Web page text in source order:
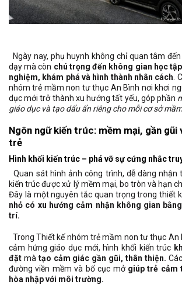
Ngày nay, phụ huynh không chỉ quan tâm
dạy mà còn chú trọng đến không gian học
nghiệm, khám phá và hình thành nhân cách .
nhóm trẻ mầm non tư thục An Bình nơi khơi
dục mới trở thành xu hướng tất yếu, góp phần
giáo dục và tạo dấu ấn riêng cho mỗi cơ sở
Ngôn ngữ kiến trúc: mềm mại, gần gũi
trẻ
Hình khối kiến trúc – phá vỡ sự cứng nhắc
Quan sát hình ảnh công trình, dễ dàng nhận
kiến trúc được xử lý mềm mại, bo tròn và hạn
Đây là một nguyên tắc quan trọng trong thiết
nhỏ có xu hướng cảm nhận không gian
trí.
Trong Thiết kế nhóm trẻ mầm non tư thục An
cảm hứng giáo dục mới, hình khối kiến trúc
đặt mà tạo cảm giác gần gũi, thân thiện.
đường viền mềm và bố cục mở giúp trẻ cảm
hòa nhập với môi trường.